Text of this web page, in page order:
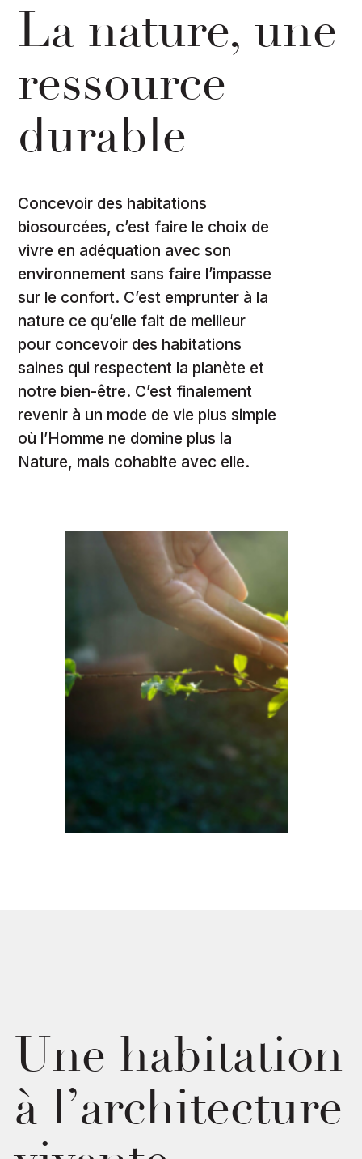
La nature, une
ressource
durable
Concevoir des habitations
biosourcées, c’est faire le choix de
vivre en adéquation avec son
environnement sans faire l’impasse
sur le confort. C’est emprunter à la
nature ce qu’elle fait de meilleur
pour concevoir des habitations
saines qui respectent la planète et
notre bien-être. C’est finalement
revenir à un mode de vie plus simple
où l’Homme ne domine plus la
Nature, mais cohabite avec elle.
Une habitation
àl’architecture